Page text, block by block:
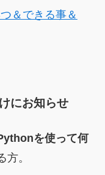
＆できる事＆
にお知らせ
を使って何
方。